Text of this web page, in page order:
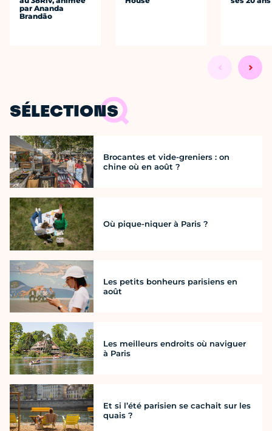
par Ananda
Brandão
SÉLECTIONS
Brocantes et vide-greniers : on
chine où en août ?
Où pique-niquer à Paris ?
Les petits bonheurs parisiens en
août
Les meilleurs endroits où naviguer
à Paris
Et si l’été parisien se cachait sur les
quais ?